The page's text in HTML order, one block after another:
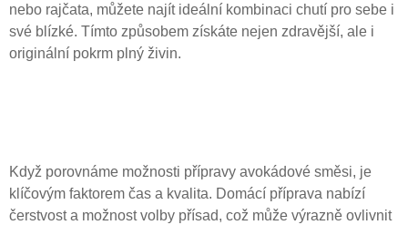
nebo rajčata, můžete najít ideální kombinaci chutí pro sebe i
své blízké. Tímto způsobem získáte nejen zdravější, ale i
originální pokrm plný živin.
Když porovnáme možnosti přípravy avokádové směsi, je
klíčovým faktorem čas a kvalita. Domácí příprava nabízí
čerstvost a možnost volby přísad, což může výrazně ovlivnit